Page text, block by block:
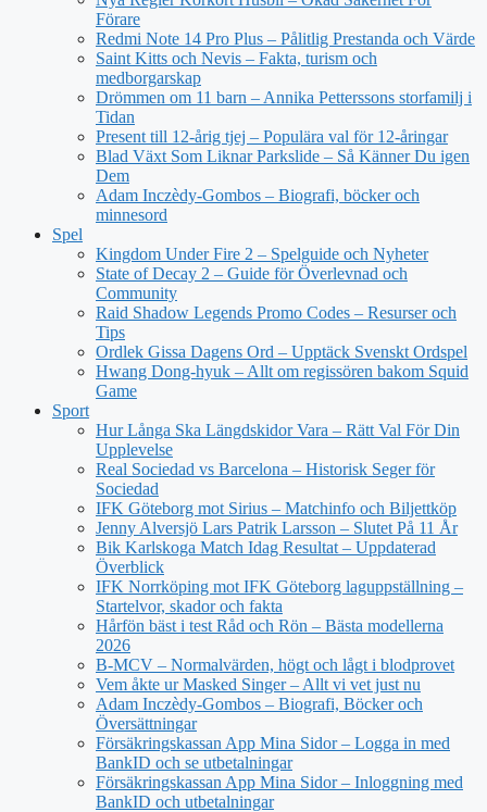
Förare
Redmi Note 14 Pro Plus – Pålitlig Prestanda och Värde
Saint Kitts och Nevis – Fakta, turism och
medborgarskap
Drömmen om 11 barn – Annika Petterssons storfamilj i
Tidan
Present till 12-årig tjej – Populära val för 12-åringar
Blad Växt Som Liknar Parkslide – Så Känner Du igen
Dem
Adam Inczèdy-Gombos – Biografi, böcker och
minnesord
Spel
Kingdom Under Fire 2 – Spelguide och Nyheter
State of Decay 2 – Guide för Överlevnad och
Community
Raid Shadow Legends Promo Codes – Resurser och
Tips
Ordlek Gissa Dagens Ord – Upptäck Svenskt Ordspel
Hwang Dong-hyuk – Allt om regissören bakom Squid
Game
Sport
Hur Långa Ska Längdskidor Vara – Rätt Val För Din
Upplevelse
Real Sociedad vs Barcelona – Historisk Seger för
Sociedad
IFK Göteborg mot Sirius – Matchinfo och Biljettköp
Jenny Alversjö Lars Patrik Larsson – Slutet På 11 År
Bik Karlskoga Match Idag Resultat – Uppdaterad
Överblick
IFK Norrköping mot IFK Göteborg laguppställning –
Startelvor, skador och fakta
Hårfön bäst i test Råd och Rön – Bästa modellerna
2026
B-MCV – Normalvärden, högt och lågt i blodprovet
Vem åkte ur Masked Singer – Allt vi vet just nu
Adam Inczèdy-Gombos – Biografi, Böcker och
Översättningar
Försäkringskassan App Mina Sidor – Logga in med
BankID och se utbetalningar
Försäkringskassan App Mina Sidor – Inloggning med
BankID och utbetalningar